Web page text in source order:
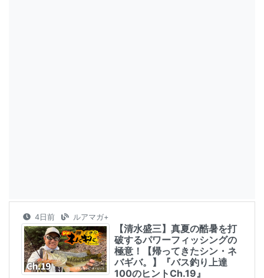
4日前 ルアマガ+
【清水盛三】真夏の酷暑を打
破するパワーフィッシングの
極意！【帰ってきたシン・ネ
バギバ。】『バス釣り上達
100のヒントCh.19』